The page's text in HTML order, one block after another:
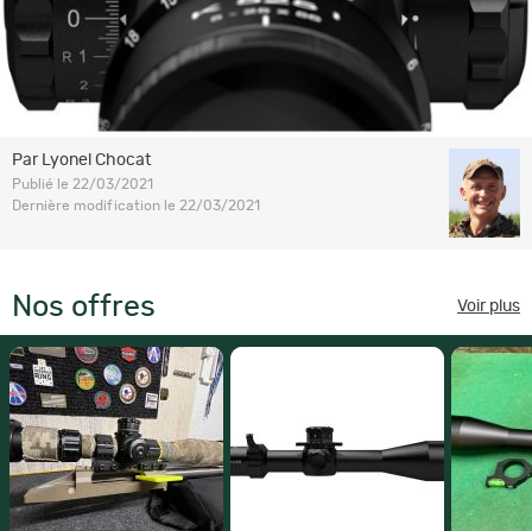
Par Lyonel Chocat
Publié le 22/03/2021
Dernière modification le 22/03/2021
Nos offres Voir plus